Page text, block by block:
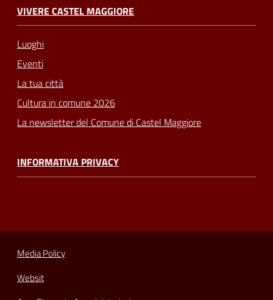
VIVERE CASTEL MAGGIORE
Luoghi
Eventi
La tua città
Cultura in comune 2026
La newsletter del Comune di Castel Maggiore
INFORMATIVA PRIVACY
Media Policy
Websit